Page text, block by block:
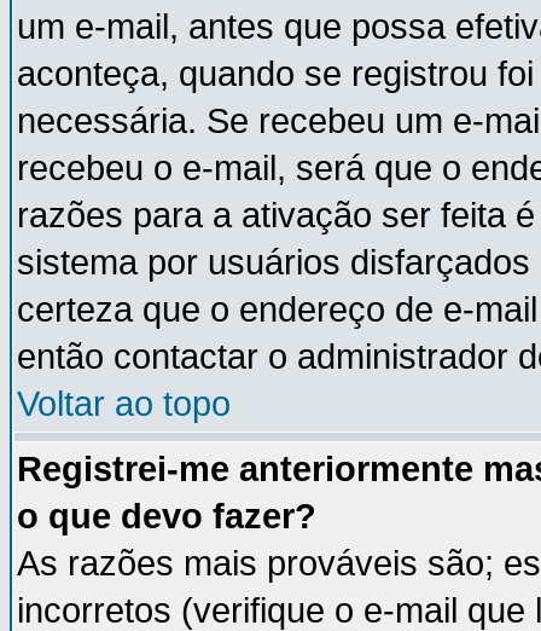
um e-mail, antes que possa
aconteça, quando se registrou
necessária. Se recebeu um e-
recebeu o e-mail, será que o
razões para a ativação ser feita
sistema por usuários
certeza que o endereço de e-
então contactar o administrador
Voltar ao topo
Registrei-me anteriormente
o que devo fazer?
As razões mais prováveis são;
incorretos (verifique o e-mail